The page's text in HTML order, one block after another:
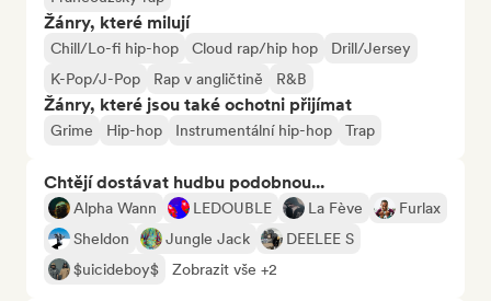
Žánry, které milují
Chill/Lo-fi hip-hop Cloud rap/hip hop
Drill/Jersey
K-Pop/J-Pop
Rap v angličtině R&B
Žánry, které jsou také ochotni přijímat
Grime Hip-hop Instrumentální hip-hop Trap
Chtějí dostávat hudbu podobnou...
Alpha Wann LEDOUBLE La Fève
Furlax
Sheldon
Jungle Jack
DEELEE S
$uicideboy$
Zobrazit vše +2